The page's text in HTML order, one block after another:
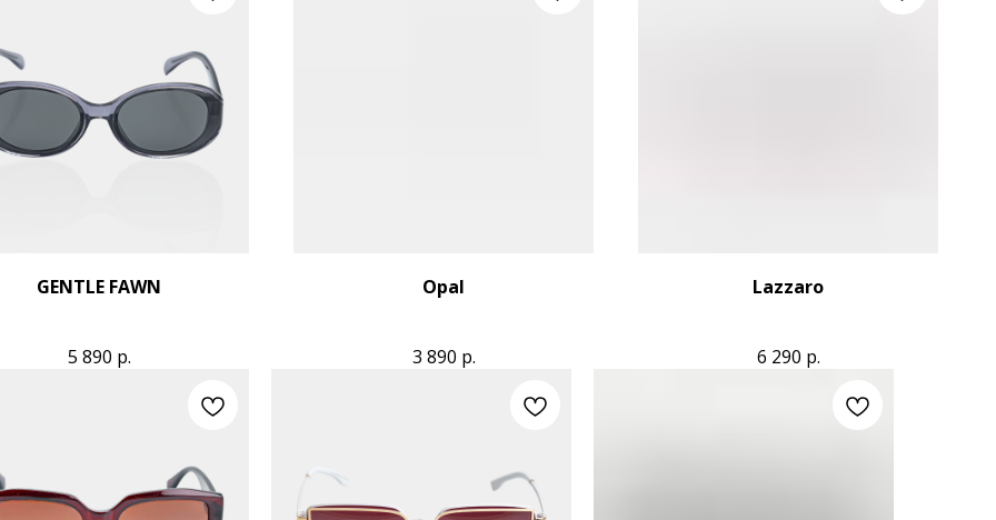
GENTLE FAWN
5 890 р.
Opal
3 890 р.
Lazzaro
6 290 р.